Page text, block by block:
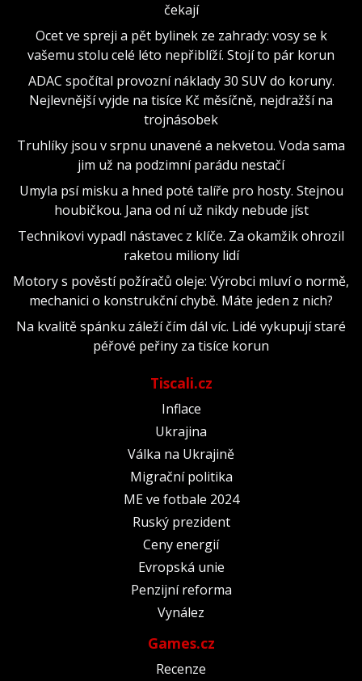
čekají
Ocet ve spreji a pět bylinek ze zahrady: vosy se k
vašemu stolu celé léto nepřiblíží. Stojí to pár korun
ADAC spočítal provozní náklady 30 SUV do koruny.
Nejlevnější vyjde na tisíce Kč měsíčně, nejdražší na
trojnásobek
Truhlíky jsou v srpnu unavené a nekvetou. Voda sama
jim už na podzimní parádu nestačí
Umyla psí misku a hned poté talíře pro hosty. Stejnou
houbičkou. Jana od ní už nikdy nebude jíst
Technikovi vypadl nástavec z klíče. Za okamžik ohrozil
raketou miliony lidí
Motory s pověstí požíračů oleje: Výrobci mluví o normě,
mechanici o konstrukční chybě. Máte jeden z nich?
Na kvalitě spánku záleží čím dál víc. Lidé vykupují staré
péřové peřiny za tisíce korun
Tiscali.cz
Inflace
Ukrajina
Válka na Ukrajině
Migrační politika
ME ve fotbale 2024
Ruský prezident
Ceny energií
Evropská unie
Penzijní reforma
Vynález
Games.cz
Recenze